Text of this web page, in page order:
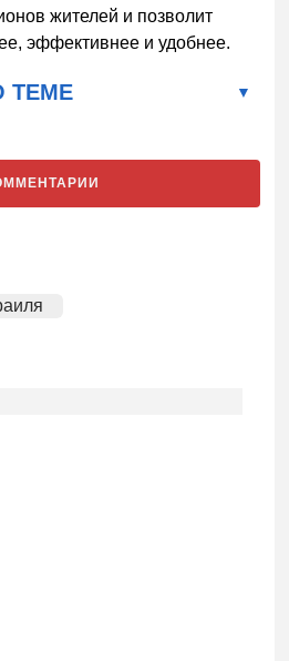
жителей и позволит
эффективнее и удобнее.
ТЕМЕ